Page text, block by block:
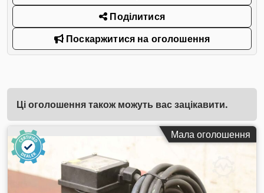
Поділитися
Поскаржитися на оголошення
Ці оголошення також можуть вас зацікавити.
Мала оголошення